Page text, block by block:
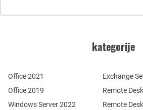
kategorije
Office 2021
Office 2019
Windows Server 2022
Remote
Remote
Exchange